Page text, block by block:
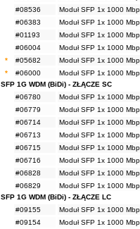
#08536
Moduł SFP 1x 1000
#06383
Moduł SFP 1x 1000
#01193
Moduł SFP 1x 1000
#06004
Moduł SFP 1x 1000
*
#05682 Moduł SFP 1x 1000
*
#06000 Moduł SFP 1x 1000
SFP 1G WDM (BiDi) - ZŁĄCZE SC
#06780
Moduł SFP 1x 1000
#06779
Moduł SFP 1x 1000
#06714
Moduł SFP 1x 1000
#06713
Moduł SFP 1x 1000
#06715
Moduł SFP 1x 1000
#06716
Moduł SFP 1x 1000
#06828
Moduł SFP 1x 1000
#06829
Moduł SFP 1x 1000
SFP 1G WDM (BiDi) - ZŁĄCZE LC
#09155
Moduł SFP 1x 1000
#09154
Moduł SFP 1x 1000